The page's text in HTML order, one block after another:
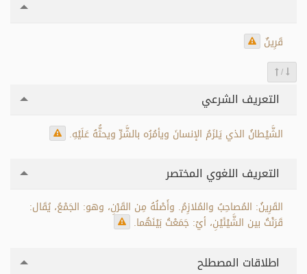
قَرِينٌ
/
التعريف الشرعي
الشَّيْطانُ الذي يَلزَمُ الإنسانَ ويأمُرُه بالشَّرِّ ويحثُّهُ عَلَيْهِ.
التعريف اللغوي المختصر
القَرِينُ: المُصاحِبُ والمُلازِمُ. وأَصْلُهُ مِن القَرْنِ، وهو: الجَمْعُ، يُقَال:
قَرَنْتُ بين الشَّيْئَيْنِ، أيْ: جَمَعْتُ بَيْنَهُما.
اطلاقات المصطلح